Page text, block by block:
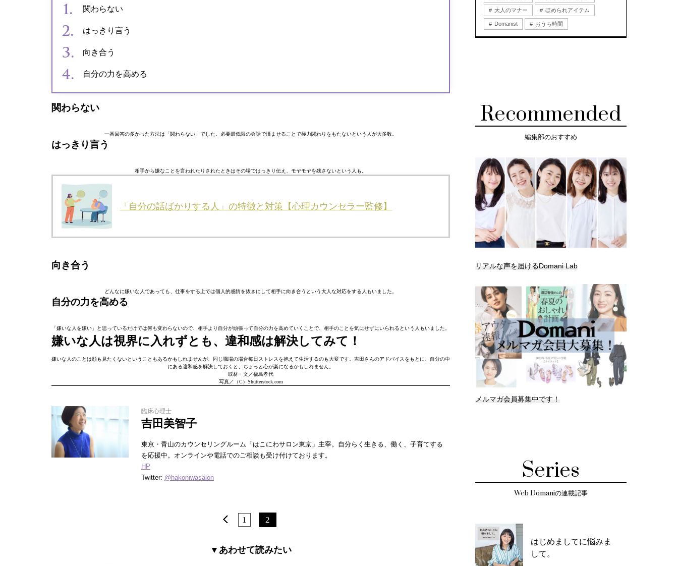
関わらない
はっきり言う
向き合う
自分の力を高める
関わらない
一番回答の多かった方法は「関わらない」でした。必要最低限の会話で済ませることで極力関わりをもたないという人が大多数。
はっきり言う
相手から嫌なことを言われたりされたときはその場ではっきり伝え、モヤモヤを残さないという人も。
「自分の話ばかりする人」の特徴と対策【心理カウンセラー監修】
向き合う
どんなに嫌いな人であっても、仕事をする上では個人的感情を抜きにして相手に向き合うという大人な対応をする人もいました。
自分の力を高める
「嫌いな人を嫌い」と思っているだけでは何も変わらないので、相手より自分が頑張って自分の力を高めていくことで、相手のことを気にせずにいられるという人もいました。
嫌いな人は視界に入れずとも、違和感は解決してみて！
嫌いな人のことは顔も見たくないということもあるかもしれませんが、同じ職場の場合毎日ストレスを抱えて生活するのも大変です。吉田さんのアドバイスをもとに、自分の中
にある違和感を解決しておくと、ちょっと心が楽になるかもしれません。
取材・文／福島孝代
写真／（C）Shutterstock.com
臨床心理士
吉田美智子
東京・青山のカウンセリングルーム「はこにわサロン東京」主宰。自分らく生きる、働く、子育てする
を応援中。オンラインや電話でのご相談も受け付けております。
HP
Twitter: @hakoniwasalon
1 2
▼あわせて読みたい
大人のマナー ほめられアイテム
Domanist おうち時間
Recommended
編集部のおすすめ
リアルな声を届けるDomani Lab
メルマガ会員募集中です！
Series
Web Domaniの連載記事
はじめましてに悩みま
して。